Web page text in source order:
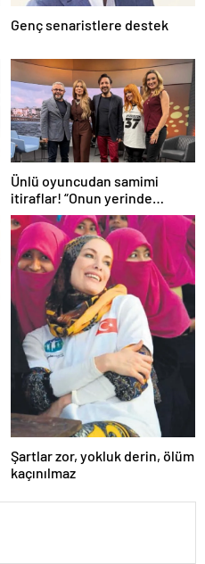
Genç senaristlere destek
Ünlü oyuncudan samimi
itiraflar! “Onun yerinde
olsaydım diye çok düşündüm”
Şartlar zor, yokluk derin, ölüm
kaçınılmaz